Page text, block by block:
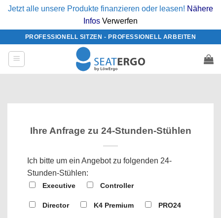
Jetzt alle unsere Produkte finanzieren oder leasen! Nähere
Infos Verwerfen
springen
PROFESSIONELL SITZEN - PROFESSIONELL ARBEITEN
Ihre Anfrage zu 24-Stunden-Stühlen
Ich bitte um ein Angebot zu folgenden 24-
Stunden-Stühlen:
Executive Controller
Director K4 Premium PRO24